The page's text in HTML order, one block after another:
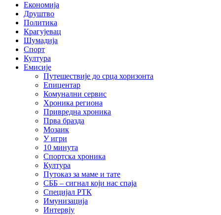
Економија
Друштво
Политика
Крагујевац
Шумадија
Спорт
Култура
Емисије
Путешествије до срца хоризонта
Епицентар
Комунални сервис
Хроника региона
Привредна хроника
Прва бразда
Мозаик
У игри
10 минута
Спортска хроника
Култура
Путоказ за маме и тате
СББ – сигнал који нас спаја
Специјал РТК
Имунизација
Интервју